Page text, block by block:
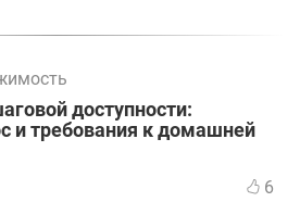
доступности:
и требования к домашней
6